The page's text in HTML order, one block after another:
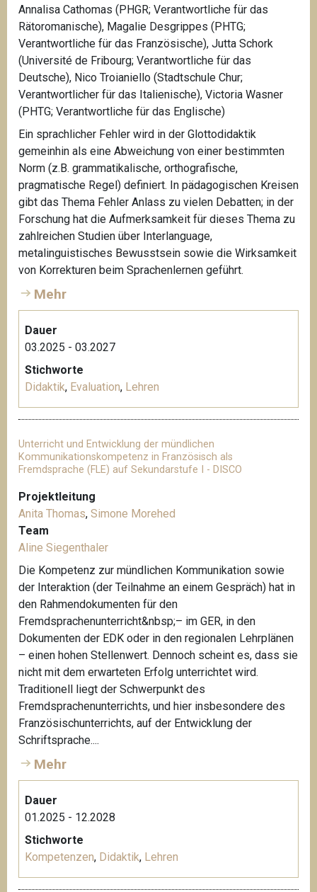
Annalisa Cathomas (PHGR; Verantwortliche für das
Rätoromanische), Magalie Desgrippes (PHTG;
Verantwortliche für das Französische), Jutta Schork
(Université de Fribourg; Verantwortliche für das
Deutsche), Nico Troianiello (Stadtschule Chur;
Verantwortlicher für das Italienische), Victoria Wasner
(PHTG; Verantwortliche für das Englische)
Ein sprachlicher Fehler wird in der Glottodidaktik
gemeinhin als eine Abweichung von einer bestimmten
Norm (z.B. grammatikalische, orthografische,
pragmatische Regel) definiert. In pädagogischen Kreisen
gibt das Thema Fehler Anlass zu vielen Debatten; in der
Forschung hat die Aufmerksamkeit für dieses Thema zu
zahlreichen Studien über Interlanguage,
metalinguistisches Bewusstsein sowie die Wirksamkeit
von Korrekturen beim Sprachenlernen geführt.
Mehr
Dauer
03.2025 - 03.2027
Stichworte
Didaktik, Evaluation, Lehren
Unterricht und Entwicklung der mündlichen
Kommunikationskompetenz in Französisch als
Fremdsprache (FLE) auf Sekundarstufe I - DISCO
Projektleitung
Anita Thomas, Simone Morehed
Team
Aline Siegenthaler
Die Kompetenz zur mündlichen Kommunikation sowie
der Interaktion (der Teilnahme an einem Gespräch) hat in
den Rahmendokumenten für den
Fremdsprachenunterricht&nbsp;– im GER, in den
Dokumenten der EDK oder in den regionalen Lehrplänen
– einen hohen Stellenwert. Dennoch scheint es, dass sie
nicht mit dem erwarteten Erfolg unterrichtet wird.
Traditionell liegt der Schwerpunkt des
Fremdsprachenunterrichts, und hier insbesondere des
Französischunterrichts, auf der Entwicklung der
Schriftsprache....
Mehr
Dauer
01.2025 - 12.2028
Stichworte
Kompetenzen, Didaktik, Lehren